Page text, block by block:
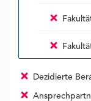
Dezidierte